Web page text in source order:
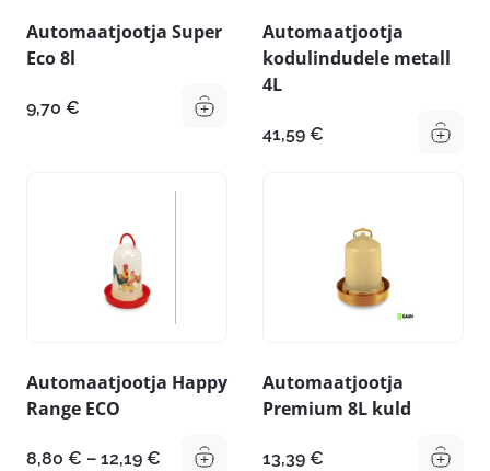
Automaatjootja Super
Eco 8l
9,70 €
Automaatjootja
kodulindudele metall
4L
41,59 €
Automaatjootja Happy
Range ECO
8,80 € – 12,19 € Hinnavahemik:
Automaatjootja
Premium 8L kuld
13,39 €